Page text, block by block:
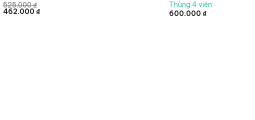
525.000₫
Giá
462.000 ₫Giá
Thùng 4 viên
600.000₫